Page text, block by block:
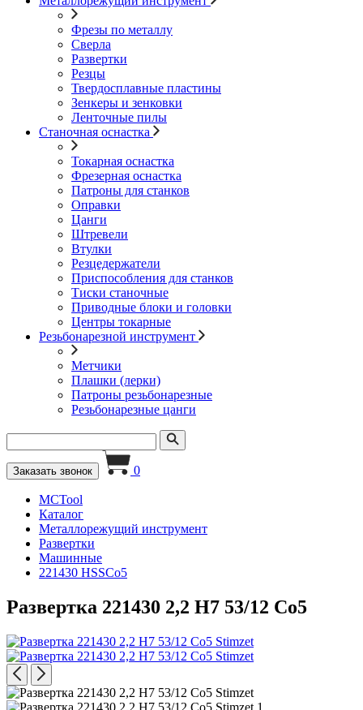
Фрезы по металлу
Сверла
Развертки
Резцы
Твердосплавные пластины
Зенкеры и зенковки
Ленточные пилы
Станочная оснастка
Токарная оснастка
Фрезерная оснастка
Патроны для станков
Оправки
Цанги
Штревели
Втулки
Резцедержатели
Приспособления для станков
Тиски станочные
Приводные блоки и головки
Центры токарные
Резьбонарезной инструмент
Метчики
Плашки (лерки)
Патроны резьбонарезные
Резьбонарезные цанги
Заказать звонок 0
MCTool
Каталог
Металлорежущий инструмент
Развертки
Машинные
221430 HSSCo5
Развертка 221430 2,2 H7 53/12 Co5